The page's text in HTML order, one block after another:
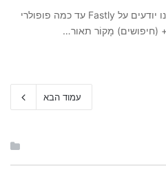
כל החדשות על "Fastly" מה אנחנו יודעים על Fastly עד כמה פופולרי
עמוד הבא